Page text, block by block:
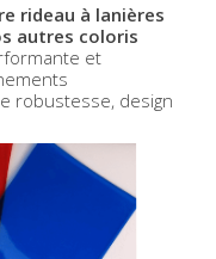
rideau à lanières
autres coloris
et
robustesse, design